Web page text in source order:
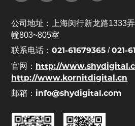
公司地址：上海闵行新龙路1333
幢803~805室
联系电话：021-61679365 /021-
官网： http://
http://www.kornitdigital.cn
邮箱： info@shydigital.com